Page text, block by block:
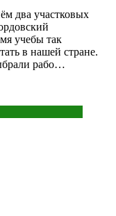
два участковых
учебы так
в нашей стране.
рабо…